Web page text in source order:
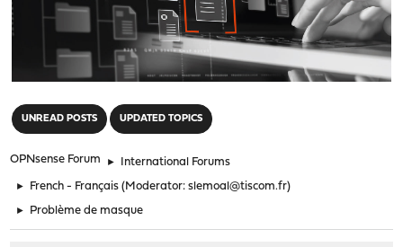
UNREAD POSTS UPDATED TOPICS
OPNsense Forum ► International Forums
► French - Français (Moderator:slemoal@tiscom.fr)
► Problème de masque